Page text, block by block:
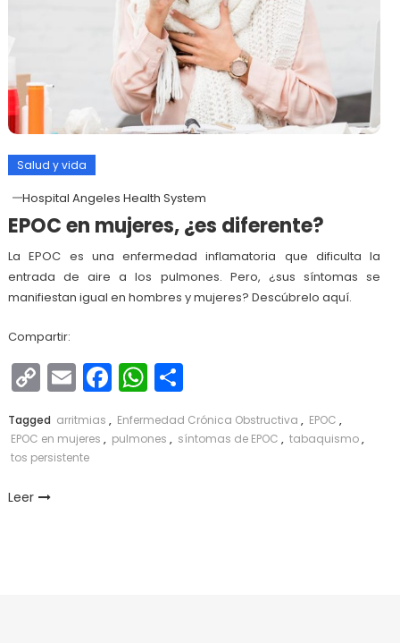
Salud y vida
Hospital Angeles Health System
EPOC en mujeres, ¿es diferente?
La EPOC es una enfermedad inflamatoria que dificulta la
entrada de aire a los pulmones. Pero, ¿sus síntomas se
manifiestan igual en hombres y mujeres? Descúbrelo aquí.
Compartir:
Copy
Link
EmailFacebook
WhatsApp
Compartir
Tagged arritmias , Enfermedad Crónica Obstructiva , EPOC ,
EPOC en mujeres , pulmones , síntomas de EPOC , tabaquismo,
tos persistente
Leer